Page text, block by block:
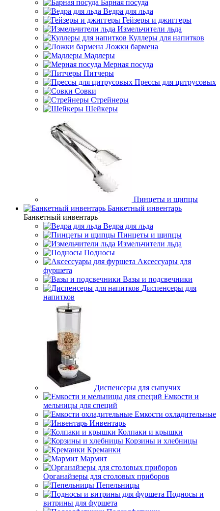
Барная посуда
Ведра для льда
Гейзеры и джиггеры
Измельчители льда
Куллеры для напитков
Ложки бармена
Мадлеры
Мерная посуда
Питчеры
Прессы для цитрусовых
Совки
Стрейнеры
Шейкеры
Пинцеты и щипцы
Банкетный инвентарь
Банкетный инвентарь
Ведра для льда
Пинцеты и щипцы
Измельчители льда
Подносы
Аксессуары для
фуршета
Вазы и подсвечники
Диспенсеры для
напитков
Диспенсеры для сыпучих
Емкости и
мельницы для специй
Емкости охладительные
Инвентарь
Колпаки и крышки
Корзины и хлебницы
Креманки
Мармит
Органайзеры для столовых приборов
Пепельницы
Подносы и
витрины для фуршета